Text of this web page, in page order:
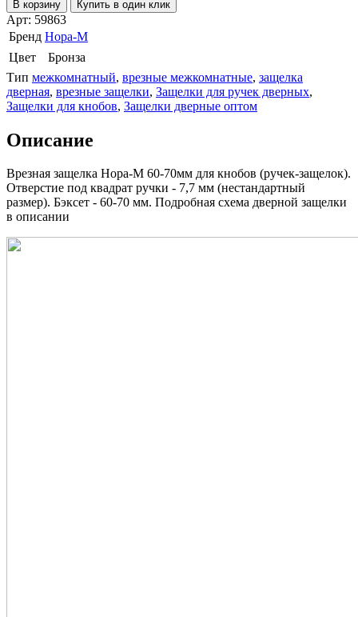
В корзину Купить в один клик
Арт: 59863
Бренд Нора-М
Цвет
Бронза
Тип межкомнатный, врезные межкомнатные, защелка
дверная, врезные защелки, Защелки для ручек дверных,
Защелки для кнобов, Защелки дверные оптом
Описание
Врезная защелка Нора-М 60-70мм для кнобов (ручек-защелок).
Отверстие под квадрат ручки - 7,7 мм (нестандартный
размер). Бэксет - 60-70 мм. Подробная схема дверной защелки
в описании